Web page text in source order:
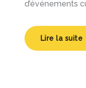
d’événements
Lire la suite